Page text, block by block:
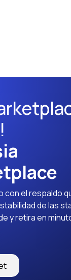
con el respaldo
de las
y retira en